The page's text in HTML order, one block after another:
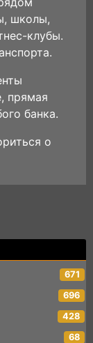
671
696
428
68
школы,
клубы.
прямая
банка.
о